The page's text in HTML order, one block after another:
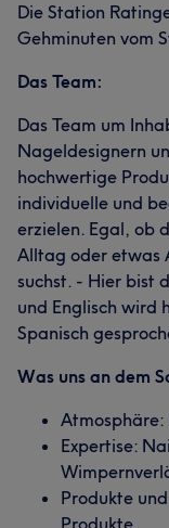
Die Station
Gehminuten vom
Das Team:
Das Team um
Nageldesignern
hochwertige
individuelle und
erzielen. Egal, ob
Alltag oder etwas
suchst. - Hier bist
und Englisch wird
Spanisch
Was uns an dem
Atmosphäre:
Expertise:
Produkte
Produkte.